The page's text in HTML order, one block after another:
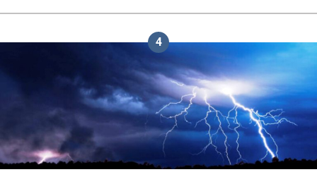
4